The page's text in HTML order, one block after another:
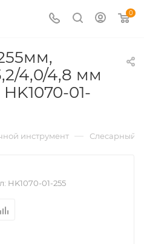
0
4,0/4,8 мм
01-
инструмент — Слесарный
HK1070-01-255